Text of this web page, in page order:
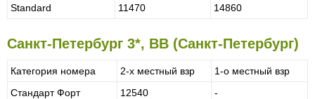
Standard
11470 14860
Санкт-Петербург 3*, BB (Санкт-Петербург)
Категория номера 2-х местный взр
1-о местный взр
Стандарт Форт
12540
-